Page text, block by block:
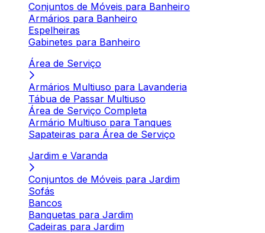
Conjuntos de Móveis para Banheiro
Armários para Banheiro
Espelheiras
Gabinetes para Banheiro
Área de Serviço
Armários Multiuso para Lavanderia
Tábua de Passar Multiuso
Área de Serviço Completa
Armário Multiuso para Tanques
Sapateiras para Área de Serviço
Jardim e Varanda
Conjuntos de Móveis para Jardim
Sofás
Bancos
Banquetas para Jardim
Cadeiras para Jardim